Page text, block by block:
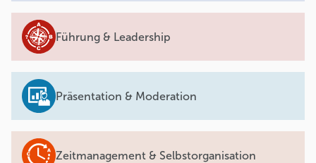
Führung & Leadership
Präsentation & Moderation
Zeitmanagement & Selbstorganisation